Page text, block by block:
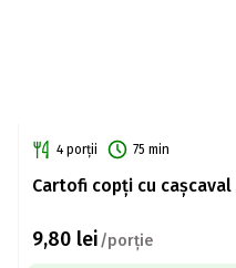
4 porții 75 min
Cartofi copți cu
9,80 lei/porție